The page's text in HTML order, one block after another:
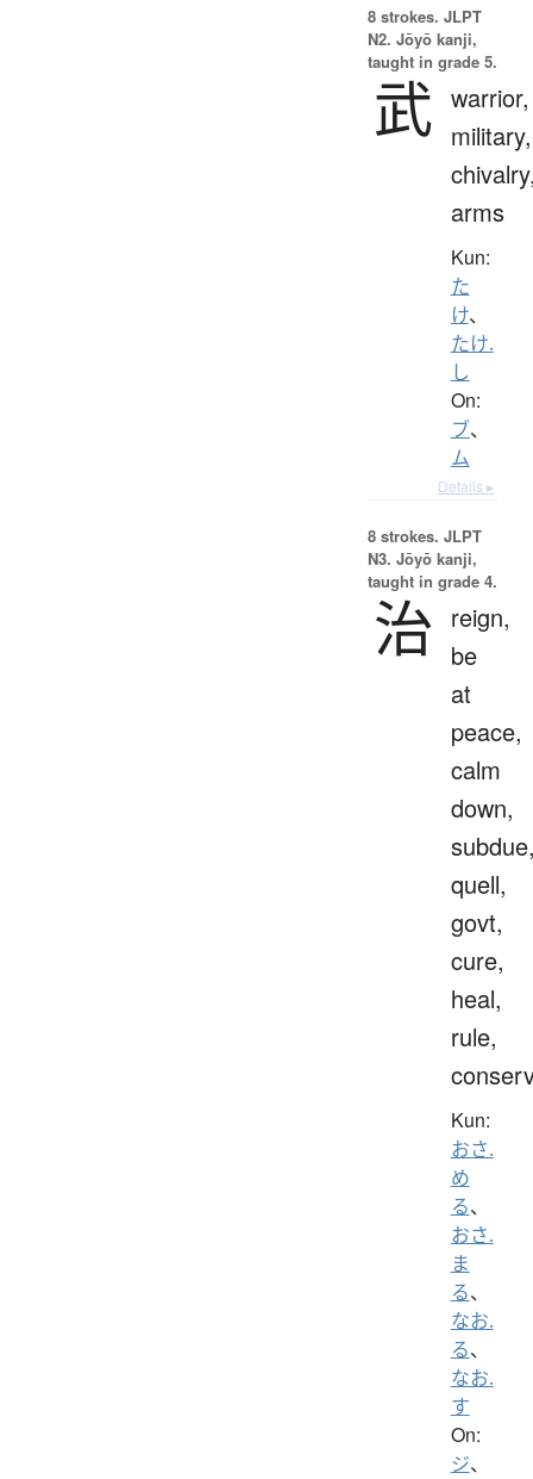
8 strokes. JLPT
N2. Jōyō kanji,
taught in grade 5.
武 warrior,
military,
arms
Kun:
た
け、
たけ.
し
On:
ブ、
ム
Details ▸
8 strokes. JLPT
N3. Jōyō kanji,
taught in grade 4.
治 reign,
be
at
peace,
calm
down,
quell,
govt,
cure,
heal,
rule,
Kun:
おさ.
め
る、
おさ.
ま
る、
なお.
る、
なお.
す
On:
ジ、